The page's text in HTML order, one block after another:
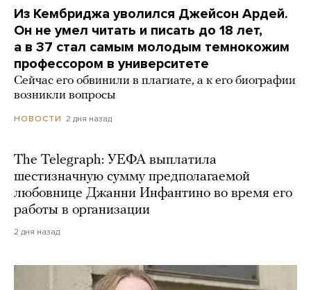
Из Кембриджа уволился Джейсон Ардей.
Он не умел читать и писать до 18 лет,
а в 37 стал самым молодым темнокожим
профессором в университете
Сейчас его обвинили в плагиате, а к его биографии
возникли вопросы
НОВОСТИ 2 дня назад
The Telegraph: УЕФА выплатила
шестизначную сумму предполагаемой
любовнице Джанни Инфантино во время его
работы в организации
2 дня назад